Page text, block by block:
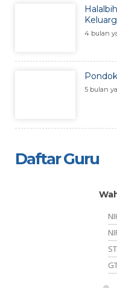
4 bulan
5 bulan
Daftar Guru